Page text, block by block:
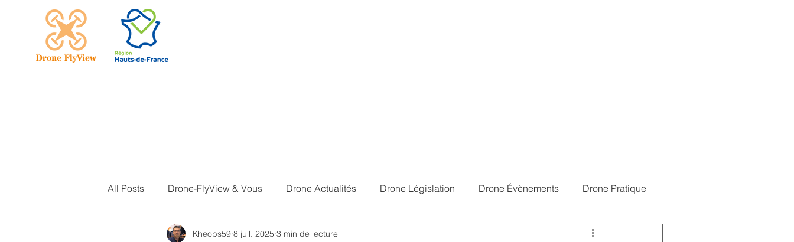
All Posts Drone-FlyView & Vous Drone Actualités Drone Législation Drone Évènements Drone Pratique
Actualités DJI Kheops59 8 juil. 2025 3 min de lecture